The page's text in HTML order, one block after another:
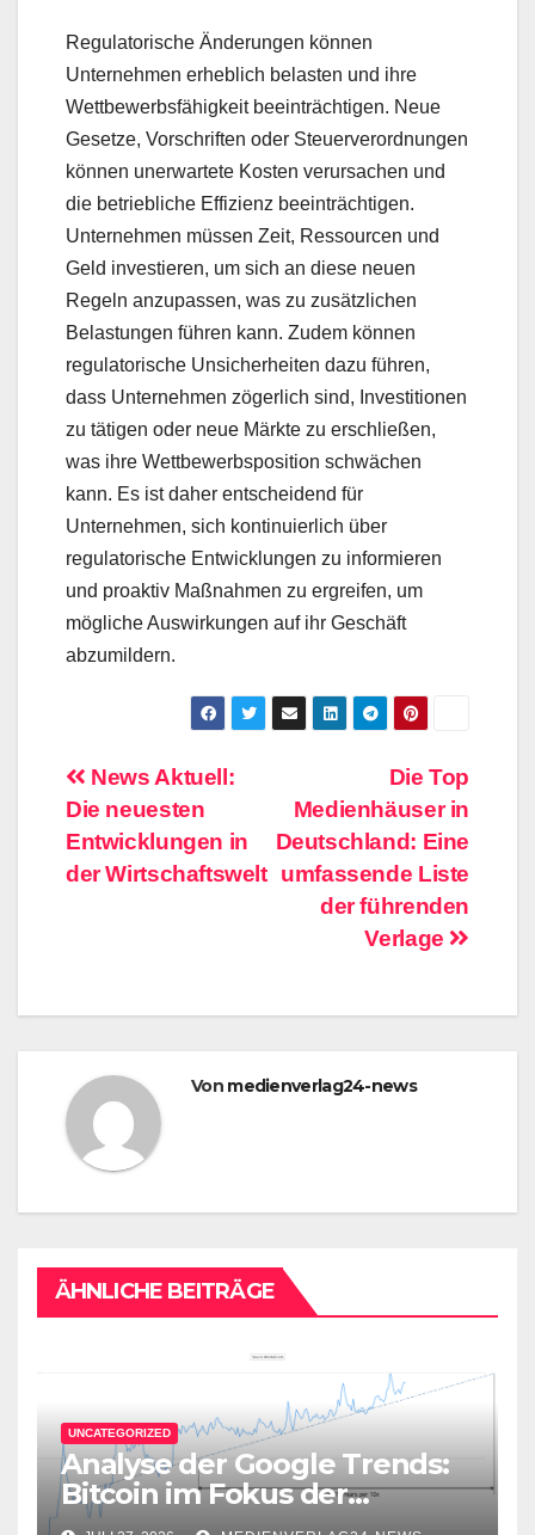
Regulatorische Änderungen können
Unternehmen erheblich belasten und ihre
Wettbewerbsfähigkeit beeinträchtigen. Neue
Gesetze, Vorschriften oder Steuerverordnungen
können unerwartete Kosten verursachen und
die betriebliche Effizienz beeinträchtigen.
Unternehmen müssen Zeit, Ressourcen und
Geld investieren, um sich an diese neuen
Regeln anzupassen, was zu zusätzlichen
Belastungen führen kann. Zudem können
regulatorische Unsicherheiten dazu führen,
dass Unternehmen zögerlich sind, Investitionen
zu tätigen oder neue Märkte zu erschließen,
was ihre Wettbewerbsposition schwächen
kann. Es ist daher entscheidend für
Unternehmen, sich kontinuierlich über
regulatorische Entwicklungen zu informieren
und proaktiv Maßnahmen zu ergreifen, um
mögliche Auswirkungen auf ihr Geschäft
abzumildern.
BeitragsnavigationDie Top
Medienhäuser in
Deutschland: Eine
umfassende Liste
der führenden
Verlage
News Aktuell:
Die neuesten
Entwicklungen in
der Wirtschaftswelt
Von medienverlag24-news
ÄHNLICHE BEITRÄGE
UNCATEGORIZED
Analyse der Google Trends:
Bitcoin im Fokus der
Aufmerksamkeit